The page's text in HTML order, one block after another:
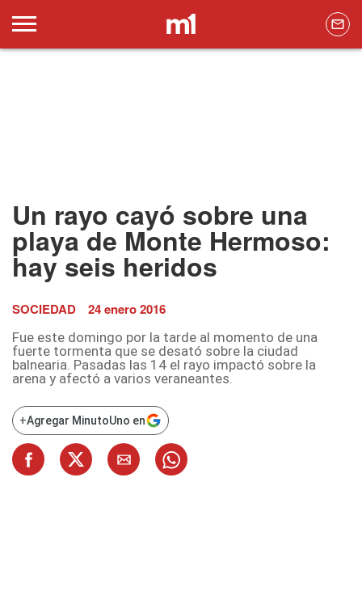
Un rayo cayó sobre una
playa de Monte Hermoso:
hay seis heridos
SOCIEDAD 24 enero 2016
Fue este domingo por la tarde al momento de una
fuerte tormenta que se desató sobre la ciudad
balnearia. Pasadas las 14 el rayo impactó sobre la
arena y afectó a varios veraneantes.
+Agregar MinutoUno en